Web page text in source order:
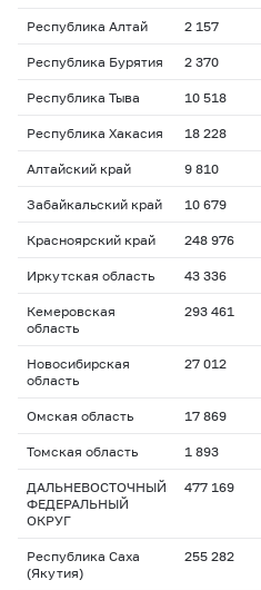
Республика Алтай 2 157
Республика Бурятия 2 370
Республика Тыва 10 518
Республика Хакасия 18 228
Алтайский край 9 810
Забайкальский край 10 679
Красноярский край 248 976
Иркутская область 43 336
Кемеровская
область
293 461
Новосибирская
область
27 012
Омская область 17 869
Томская область 1 893
ДАЛЬНЕВОСТОЧНЫЙ
ФЕДЕРАЛЬНЫЙ
ОКРУГ
477 169
Республика Саха
(Якутия)
255 282